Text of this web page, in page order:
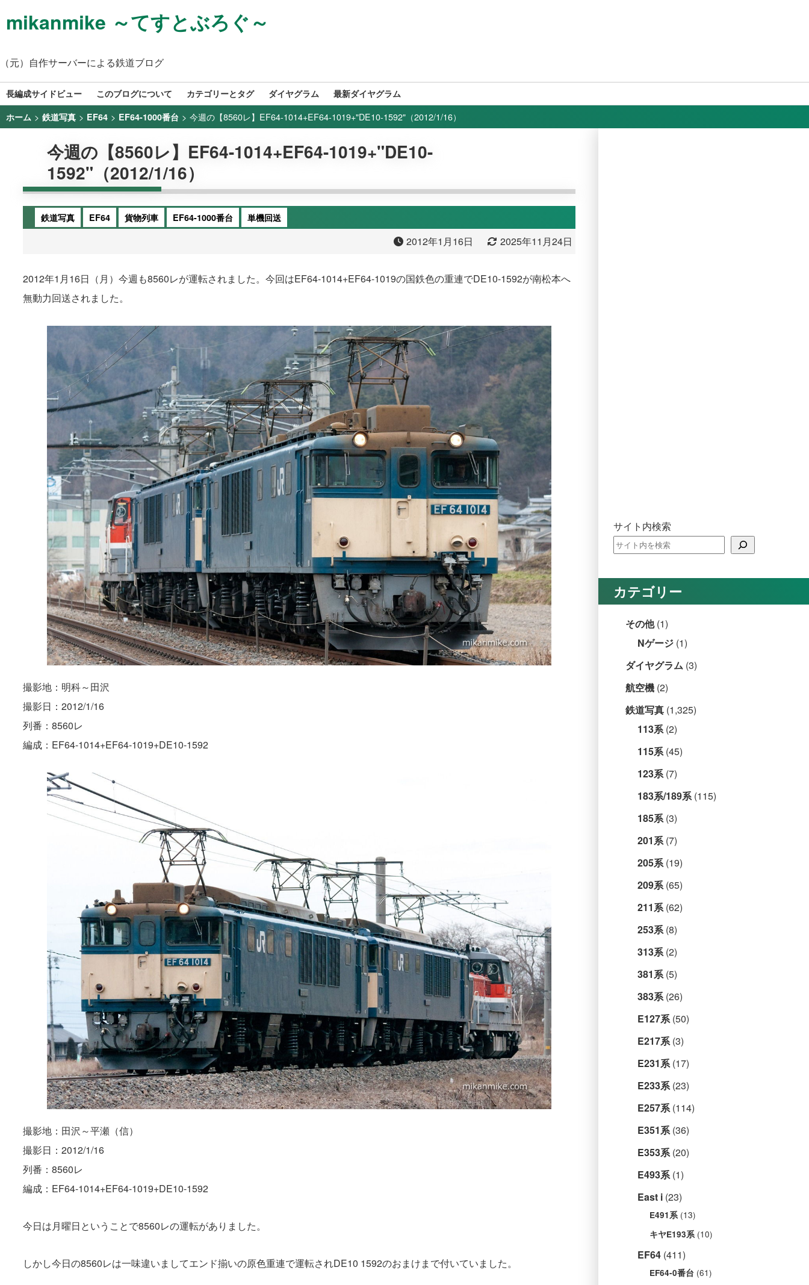
mikanmike ～てすとぶろぐ～
（元）自作サーバーによる鉄道ブログ
長編成サイドビュー このブログについて カテゴリーとタグ ダイヤグラム 最新ダイヤグラム
ホーム > 鉄道写真 > EF64 > EF64-1000番台 > 今週の【8560レ】EF64-1014+EF64-1019+"DE10-1592"（2012/1/16）
今週の【8560レ】EF64-1014+EF64-1019+"DE10-
1592"（2012/1/16）
鉄道写真 EF64 貨物列車 EF64-1000番台 単機回送
2012年1月16日 2025年11月24日
2012年1月16日（月）今週も8560レが運転されました。今回はEF64-1014+EF64-1019の国鉄色の重連でDE10-1592が南松本へ
無動力回送されました。
撮影地：明科～田沢
撮影日：2012/1/16
列番：8560レ
編成：EF64-1014+EF64-1019+DE10-1592
撮影地：田沢～平瀬（信）
撮影日：2012/1/16
列番：8560レ
編成：EF64-1014+EF64-1019+DE10-1592
今日は月曜日ということで8560レの運転がありました。
しかし今日の8560レは一味違いましてエンド揃いの原色重連で運転されDE10 1592のおまけまで付いていました。
サイト内検索
カテゴリー
その他(1)
Nゲージ (1)
ダイヤグラム (3)
航空機 (2)
鉄道写真 (1,325)
113系(2)
115系(45)
123系(7)
183系/189系(115)
185系(3)
201系(7)
205系(19)
209系(65)
211系(62)
253系(8)
313系(2)
381系(5)
383系(26)
E127系(50)
E217系(3)
E231系(17)
E233系(23)
E257系(114)
E351系(36)
E353系(20)
E493系(1)
East i (23)
E491系(13)
キヤE193系(10)
EF64 (411)
EF64-0番台 (61)